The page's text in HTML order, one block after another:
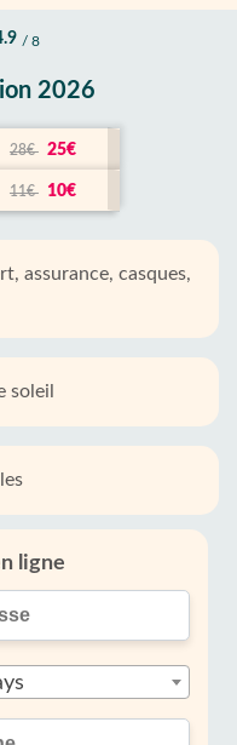
/ 8
2026
28€ 25€
11€ 10€
assurance, casques,
soleil
ligne